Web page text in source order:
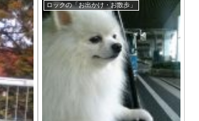
ロックの「お出かけ・お散歩」